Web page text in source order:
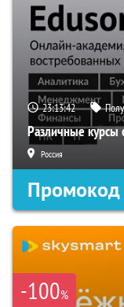
23:13:41
Различные курсы
Россия
Промокод
-100%